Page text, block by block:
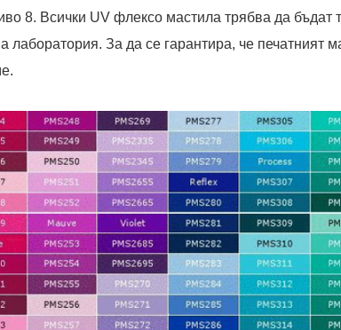
8. Всички UV флексо мастила трябва да бъдат
лаборатория. За да се гарантира, че печатният